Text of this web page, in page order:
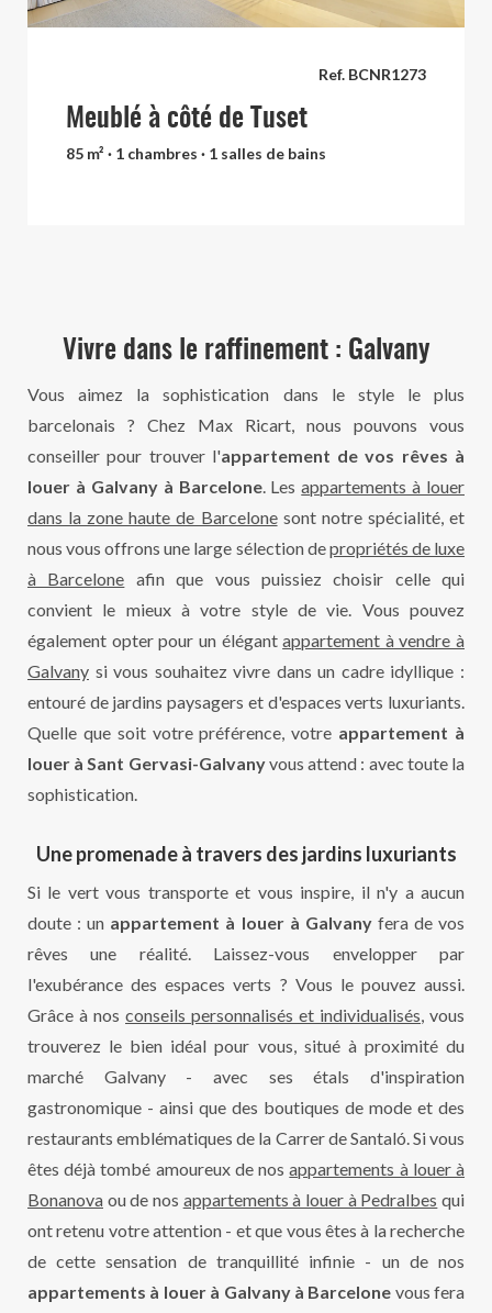
Ref. BCNR1273
Meublé à côté de Tuset
85 m² · 1 chambres · 1 salles de bains
Vivre dans le raffinement : Galvany
Vous aimez la sophistication dans le style le plus
barcelonais ? Chez Max Ricart, nous pouvons vous
conseiller pour trouver l'appartement de vos rêves à
louer à Galvany à Barcelone. Lesappartements à louer
dans la zone haute de Barcelonesont notre spécialité, et
nous vous offrons une large sélection depropriétés de luxe
à Barcelone afin que vous puissiez choisir celle qui
convient le mieux à votre style de vie. Vous pouvez
également opter pour un élégantappartement à vendre à
Galvany si vous souhaitez vivre dans un cadre idyllique :
entouré de jardins paysagers et d'espaces verts luxuriants.
Quelle que soit votre préférence, votre appartement à
louer à Sant Gervasi-Galvanyvous attend : avec toute la
sophistication.
Une promenade à travers des jardins luxuriants
Si le vert vous transporte et vous inspire, il n'y a aucun
doute : un appartement à louer à Galvanyfera de vos
rêves une réalité. Laissez-vous envelopper par
l'exubérance des espaces verts ? Vous le pouvez aussi.
Grâce à nos conseils personnalisés et individualisés, vous
trouverez le bien idéal pour vous, situé à proximité du
marché Galvany - avec ses étals d'inspiration
gastronomique - ainsi que des boutiques de mode et des
restaurants emblématiques de la Carrer de Santaló. Si vous
êtes déjà tombé amoureux de nosappartements à louer à
Bonanova ou de nos appartements à louer à Pedralbes qui
ont retenu votre attention - et que vous êtes à la recherche
de cette sensation de tranquillité infinie - un de nos
appartements à louer à Galvany à Barcelone vous fera